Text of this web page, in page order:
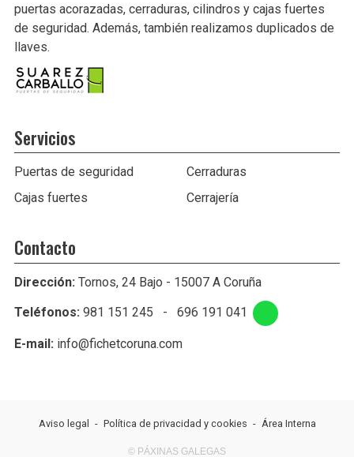
puertas acorazadas, cerraduras, cilindros y cajas fuertes
de seguridad. Además, también realizamos duplicados de
llaves.
Servicios
Puertas de seguridad
Cerraduras
Cajas fuertes
Cerrajería
Contacto
Dirección: Tornos, 24 Bajo - 15007 A Coruña
Teléfonos: 981 151 245 - 696 191 041
E-mail: info@fichetcoruna.com
Aviso legal - Política de privacidad y cookies - Área Interna
© PÁXINAS GALEGAS